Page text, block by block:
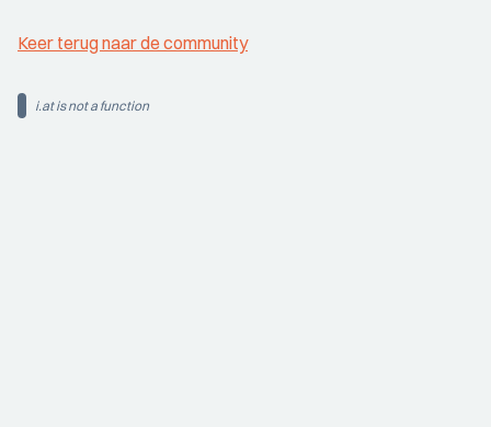
Keer terug naar de community
i.at is not a function